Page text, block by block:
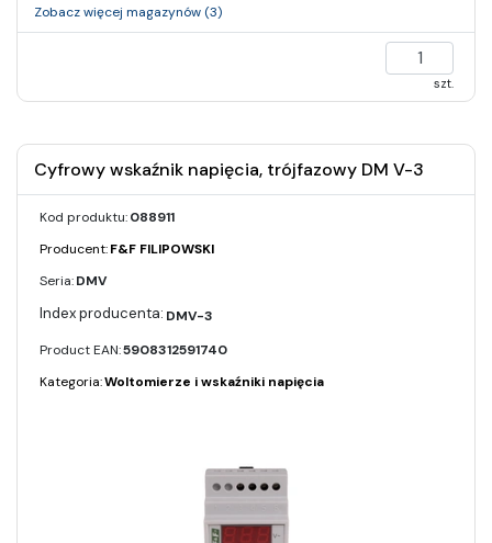
Zobacz więcej magazynów (3)
szt.
Cyfrowy wskaźnik napięcia, trójfazowy DM V-3
Kod produktu:088911
Producent:F&F FILIPOWSKI
Seria:DMV
DMV-3
Product EAN:5908312591740
Kategoria:Woltomierze i wskaźniki napięcia